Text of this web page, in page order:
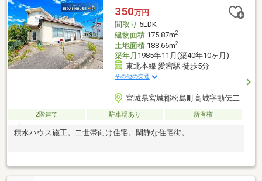
所・・・・・・・・・・・徒歩11分・松島郵便
局・・・・・・・・・・・徒歩12分・松島町役
場・・・・・・・・・・・徒歩12分・七十七銀行松島支
店・・・・・・・徒歩10分
350万円
間取り 5LDK
建物面積175.87m2
土地面積188.66m2
築年月 1985年11月(築40年10ヶ月)
東北本線 愛宕駅 徒歩5分
その他の交通
宮城県宮城郡松島町高城字動伝二
2階建て 駐車場あり 所有権
積水ハウス施工。二世帯向け住宅。閑静な住宅街。